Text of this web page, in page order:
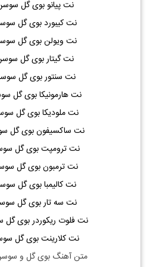
نت پیانو بوی گل
نت کیبورد بوی گل
نت ویولن بوی گل
نت گیتار بوی گل
نت سنتور بوی گل
نت هارمونیکا بوی گل
نت ملودیکا بوی گل
نت ساکسیفون بوی گل
نت ترومپت بوی گل
نت ترمبون بوی گل
نت کالیمبا بوی گل
نت سه تار بوی گل
نت فلوت ریکوردر بوی
نت کلارینت بوی گل
متن آهنگ بوی گل و